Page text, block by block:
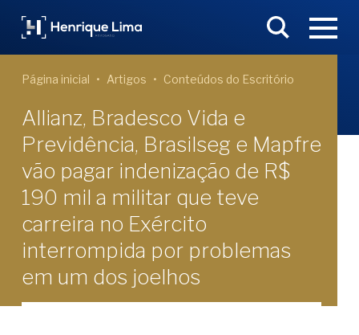
Página inicial Artigos Conteúdos do Escritório
Allianz, Bradesco Vida e
Previdência, Brasilseg e Mapfre
vão pagar indenização de R$
190 mil a militar que teve
carreira no Exército
interrompida por problemas
em um dos joelhos